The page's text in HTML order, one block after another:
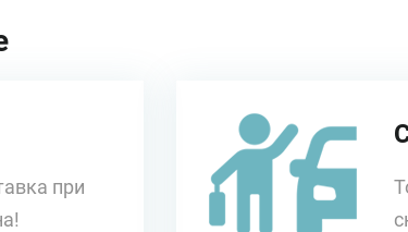
при